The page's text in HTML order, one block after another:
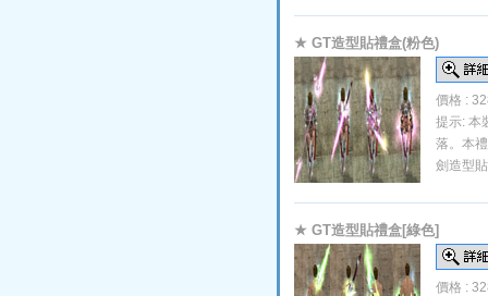
★ GT造型貼禮盒(粉色)
價格 :
提示: 本
落。本
劍造型
★ GT造型貼禮盒[綠色]
價格 :